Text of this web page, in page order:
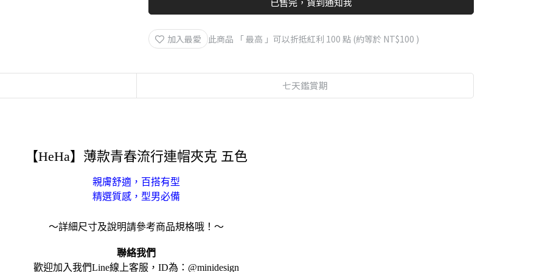
加入最愛 此商品 「 最高 」可以折抵紅利 100 點 (約等於 NT$100 )
七天鑑賞期
【HeHa】薄款青春流行連帽夾克 五色
親膚舒適，百搭有型
精選質感，型男必備
～詳細尺寸及說明請參考商品規格哦！～
聯絡我們
歡迎加入我們Line線上客服，ID為：@minidesign